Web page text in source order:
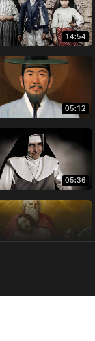
14:54
05:12
05:36